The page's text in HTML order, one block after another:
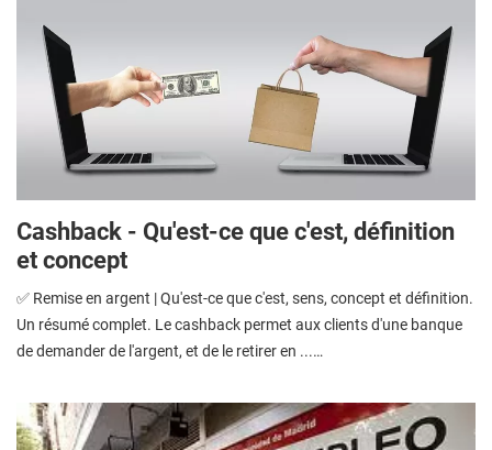
Cashback - Qu'est-ce que c'est, définition
et concept
✅ Remise en argent | Qu'est-ce que c'est, sens, concept et définition.
Un résumé complet. Le cashback permet aux clients d'une banque
de demander de l'argent, et de le retirer en ...…